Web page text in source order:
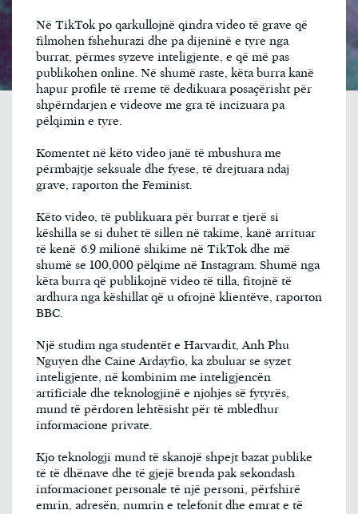
Në TikTok po qarkullojnë qindra video të grave që
filmohen fshehurazi dhe pa dijeninë e tyre nga
burrat, përmes syzeve inteligjente, e që më pas
publikohen online. Në shumë raste, këta burra kanë
hapur profile të rreme të dedikuara posaçërisht për
shpërndarjen e videove me gra të incizuara pa
pëlqimin e tyre.
Komentet në këto video janë të mbushura me
përmbajtje seksuale dhe fyese, të drejtuara ndaj
grave, raporton the Feminist.
Këto video, të publikuara për burrat e tjerë si
këshilla se si duhet të sillen në takime, kanë arrituar
të kenë 6.9 milionë shikime në TikTok dhe më
shumë se 100,000 pëlqime në Instagram. Shumë nga
këta burra që publikojnë video të tilla, fitojnë të
ardhura nga këshillat që u ofrojnë klientëve, raporton
BBC.
Një studim nga studentët e Harvardit, Anh Phu
Nguyen dhe Caine Ardayfio, ka zbuluar se syzet
inteligjente, në kombinim me inteligjencën
artificiale dhe teknologjinë e njohjes së fytyrës,
mund të përdoren lehtësisht për të mbledhur
informacione private.
Kjo teknologji mund të skanojë shpejt bazat publike
të të dhënave dhe të gjejë brenda pak sekondash
informacionet personale të një personi, përfshirë
emrin, adresën, numrin e telefonit dhe emrat e të